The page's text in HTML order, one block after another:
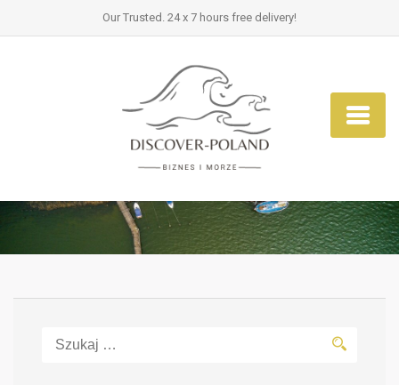
Our Trusted. 24 x 7 hours free delivery!